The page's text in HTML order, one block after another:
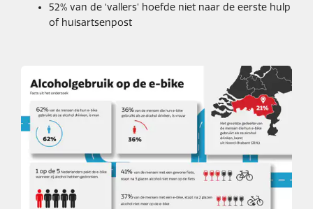
52% van de ‘vallers’ hoefde niet naar de eerste hulp
of huisartsenpost